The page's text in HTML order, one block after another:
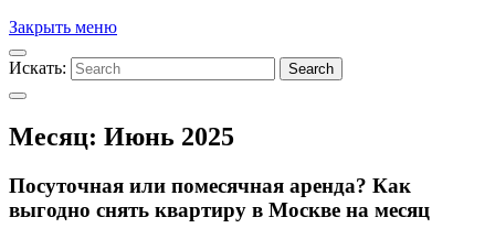
Закрыть меню
Искать: Search
Месяц: Июнь 2025
Посуточная или помесячная аренда? Как
выгодно снять квартиру в Москве на месяц